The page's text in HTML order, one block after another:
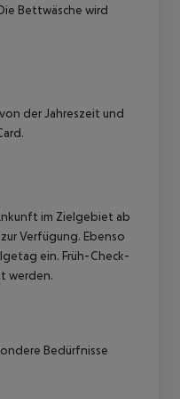
Bettwäsche wird
der Jahreszeit und
im Zielgebiet ab
Verfügung. Ebenso
ein. Früh-Check-
werden.
Bedürfnisse